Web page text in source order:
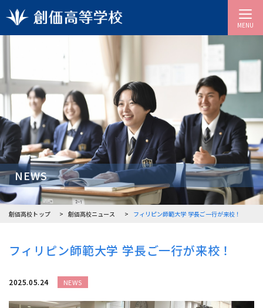
MENU
NEWS
創価高校トップ 創価高校ニュース フィリピン師範大学 学長ご一行が来校！
フィリピン師範大学 学長ご一行が来校！
2025.05.24 NEWS